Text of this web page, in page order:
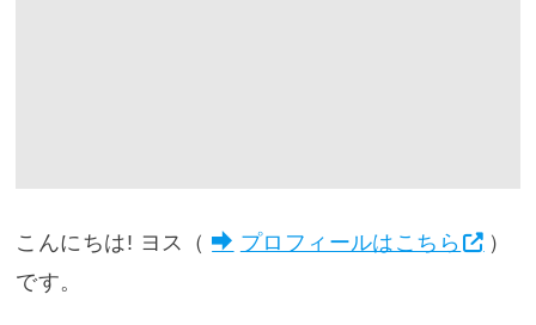
こんにちは! ヨス（ プロフィールはこちら
）
です。